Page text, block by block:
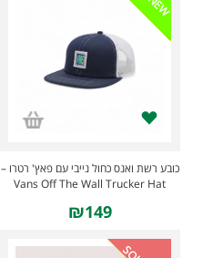
NEW
כובע רשת ואנס כחול נייבי עם פאץ' רטרו –
Vans Off The Wall Trucker Hat
₪149